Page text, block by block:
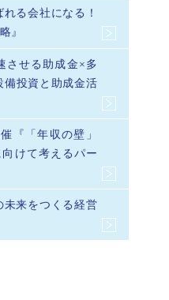
る会社になる！
』
させる助成金×多
備投資と助成金活
『「年収の壁」
けて考えるパー
未来をつくる経営